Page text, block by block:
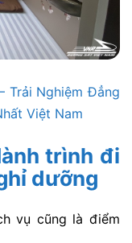
Trải Nghiệm Đẳng
Việt Nam
trình đi
dưỡng
vụ cũng là điểm